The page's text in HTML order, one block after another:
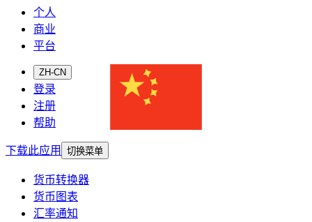
个人
商业
平台
ZH-CN
登录
注册
帮助
下载此应用
切换菜单
货币转换器
货币图表
汇率通知